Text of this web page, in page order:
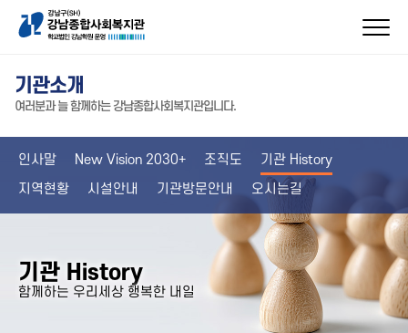
기관소개
여러분과 늘 함께하는 강남종합사회복지관입니다.
인사말 New Vision 2030+ 조직도
기관 History
지역현황
시설안내 기관방문안내 오시는길
기관 History
함께하는 우리세상 행복한 내일